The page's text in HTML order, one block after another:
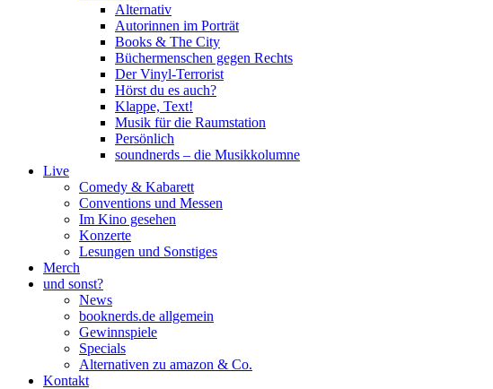
Alternativ
Autorinnen im Porträt
Books & The City
Büchermenschen gegen Rechts
Der Vinyl-Terrorist
Hörst du es auch?
Klappe, Text!
Musik für die Raumstation
Persönlich
soundnerds – die Musikkolumne
Live
Comedy & Kabarett
Conventions und Messen
Im Kino gesehen
Konzerte
Lesungen und Sonstiges
Merch
und sonst?
News
booknerds.de allgemein
Gewinnspiele
Specials
Alternativen zu amazon & Co.
Kontakt